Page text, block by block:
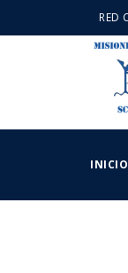
RED
INICIO